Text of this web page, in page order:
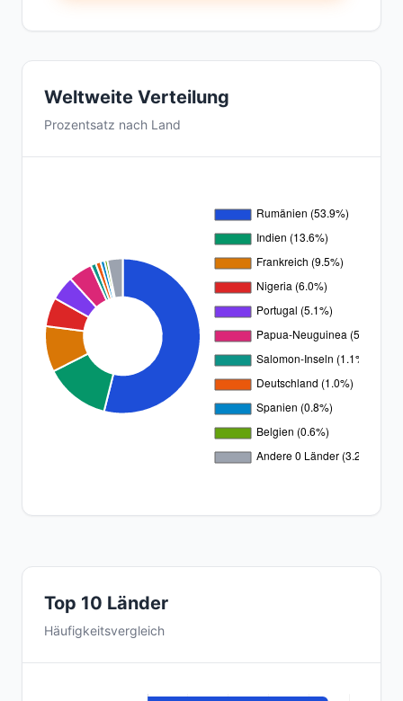
Weltweite Verteilung
Prozentsatz nach Land
Top 10 Länder
Häufigkeitsvergleich